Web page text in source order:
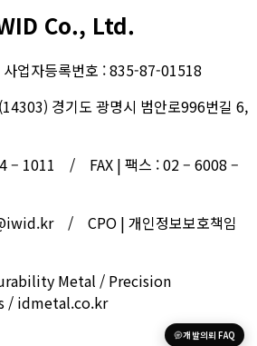
Co., Ltd.
업자등록번호 : 835-87-01518
경기도 광명시 범안로996번길 6,
– 1011 / FAX | 팩스 : 02 – 6008 –
/ CPO | 개인정보보호책임
Metal / Precision
/ idmetal.co.kr
개발의뢰 FAQ